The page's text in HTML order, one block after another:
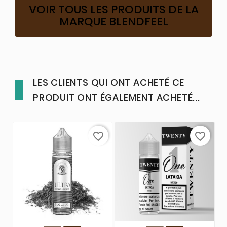
VOIR TOUS LES PRODUITS DE LA
MARQUE BLENDFEEL
LES CLIENTS QUI ONT ACHETÉ CE
PRODUIT ONT ÉGALEMENT ACHETÉ...
favorite_border favorite_border